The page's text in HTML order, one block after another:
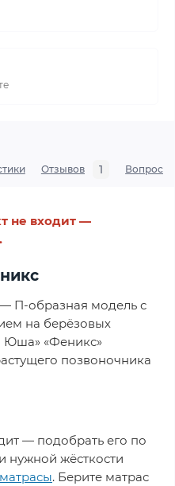
Отзывов 1 Вопросы
не входит —
П-образная модель с
на берёзовых
Юша» «Феникс»
позвоночника
— подобрать его по
нужной жёсткости
. Берите матрас